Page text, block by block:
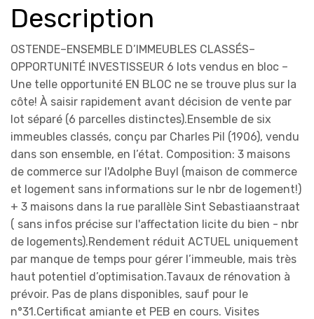
Description
OSTENDE–ENSEMBLE D’IMMEUBLES CLASSÉS–
OPPORTUNITÉ INVESTISSEUR 6 lots vendus en bloc –
Une telle opportunité EN BLOC ne se trouve plus sur la
côte! À saisir rapidement avant décision de vente par
lot séparé (6 parcelles distinctes).Ensemble de six
immeubles classés, conçu par Charles Pil (1906), vendu
dans son ensemble, en l’état. Composition: 3 maisons
de commerce sur l'Adolphe Buyl (maison de commerce
et logement sans informations sur le nbr de logement!)
+ 3 maisons dans la rue parallèle Sint Sebastiaanstraat
( sans infos précise sur l'affectation licite du bien - nbr
de logements).Rendement réduit ACTUEL uniquement
par manque de temps pour gérer l’immeuble, mais très
haut potentiel d’optimisation.Tavaux de rénovation à
prévoir. Pas de plans disponibles, sauf pour le
n°31.Certificat amiante et PEB en cours. Visites